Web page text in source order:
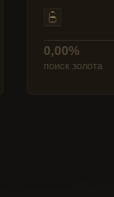
0,00%
поиск золота